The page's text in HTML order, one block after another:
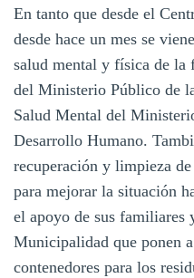
En tanto que desde el
desde hace un mes se
salud mental y física de
del Ministerio Público de
Salud Mental del
Desarrollo Humano.
recuperación y limpieza
para mejorar la situación
el apoyo de sus familiares
Municipalidad que ponen
contenedores para los